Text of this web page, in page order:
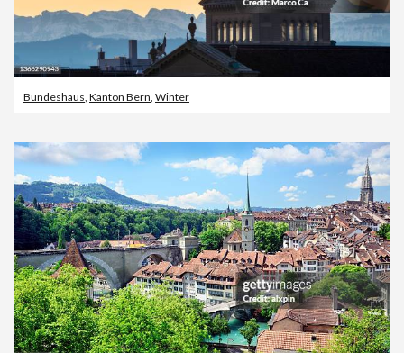
Bundeshaus, Kanton Bern, Winter